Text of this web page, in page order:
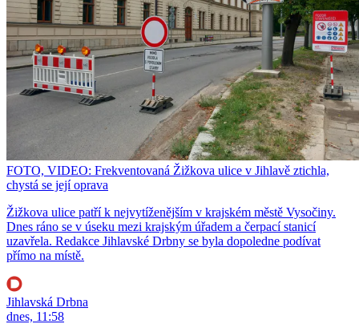
FOTO, VIDEO: Frekventovaná Žižkova ulice v Jihlavě ztichla,
chystá se její oprava
Žižkova ulice patří k nejvytíženějším v krajském městě Vysočiny.
Dnes ráno se v úseku mezi krajským úřadem a čerpací stanicí
uzavřela. Redakce Jihlavské Drbny se byla dopoledne podívat
přímo na místě.
Jihlavská Drbna
dnes, 11:58